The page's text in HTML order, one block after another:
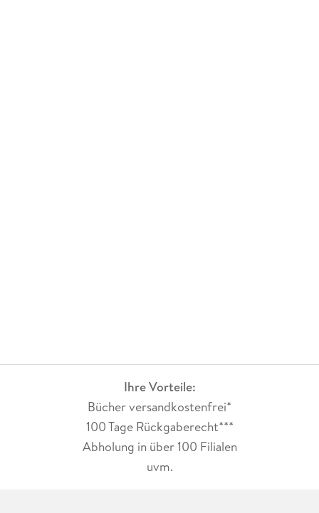
Ihre Vorteile:
Bücher versandkostenfrei*
100 Tage Rückgaberecht***
Abholung in über 100 Filialen
uvm.